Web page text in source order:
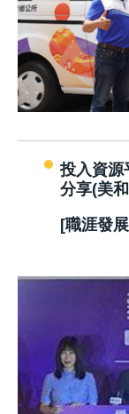
投入資
分享(美
[職涯發